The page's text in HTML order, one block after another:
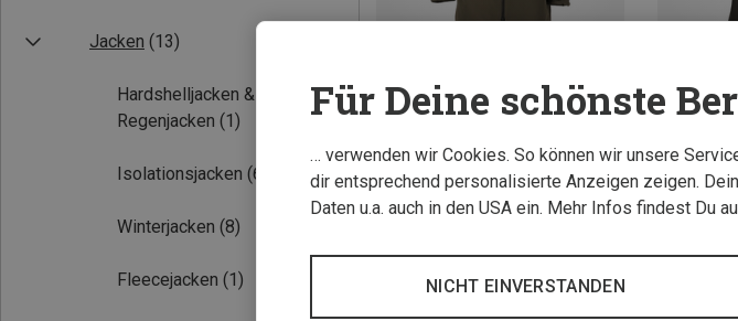
Jacken (13)
Hardshelljacken &
Regenjacken (1)
Isolationsjacken (6)
Winterjacken (8)
Fleecejacken (1)
Für Deine schönste
… verwenden wir Cookies. So können wir unsere
dir entsprechend personalisierte Anzeigen zeigen.
Daten u.a. auch in den USA ein. Mehr Infos findest Du
NICHT EINVERSTANDEN